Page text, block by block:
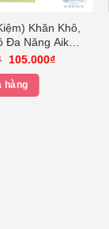
Khăn Khô,
Đa Năng Aiko
Giá
là:
165.000₫.
105.000₫Giá
hàng